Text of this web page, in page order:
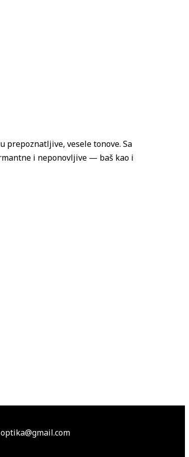
vesele tonove. Sa
i neponovljive — baš kao i